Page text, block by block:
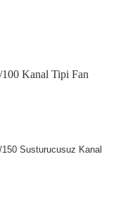
Kanal Tipi Fan